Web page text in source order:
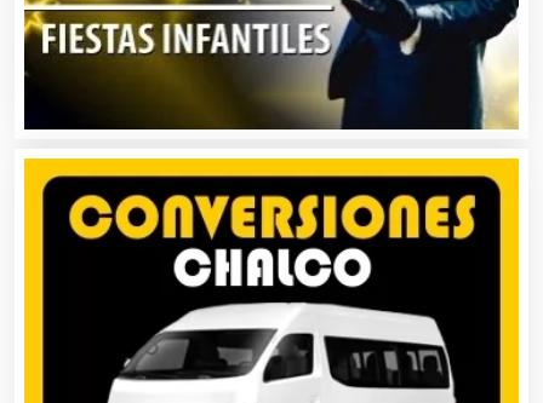
Aparatos y Equipos Eléctricos
Arquitectos
Artes Gráficas
Artesanías